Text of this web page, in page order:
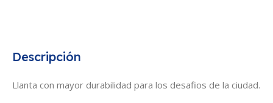
Descripción
Llanta con mayor durabilidad para los desafios de la ciudad.